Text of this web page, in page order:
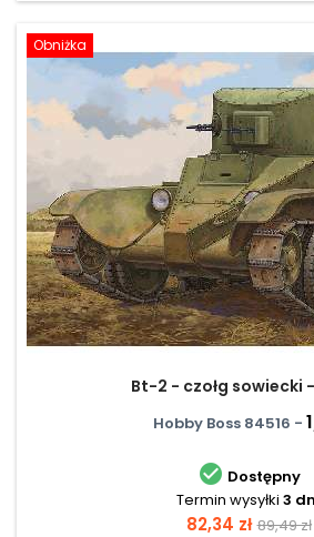
Obniżka
Bt-2 - czołg sowiecki
Hobby Boss 84516 -
 Dostępny
Termin wysyłki 3
Cena
82,34 zł Cena
89,49 zł